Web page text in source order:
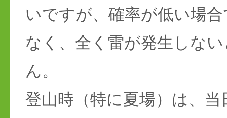
いですが、確率が低い場
なく、全く雷が発生しな
ん。
登山時（特に夏場）は、